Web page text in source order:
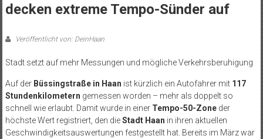
decken extreme Tempo-Sünder auf
Veröffentlicht von: DeinHaan
Stadt setzt auf mehr Messungen und mögliche Verkehrsberuhigung
Auf der Büssingstraße in Haan ist kürzlich ein Autofahrer mit 117
Stundenkilometern gemessen worden – mehr als doppelt so
schnell wie erlaubt. Damit wurde in einer Tempo-50-Zoneder
höchste Wert registriert, den dieStadt Haan in ihren aktuellen
Geschwindigkeitsauswertungen festgestellt hat. Bereits im März war